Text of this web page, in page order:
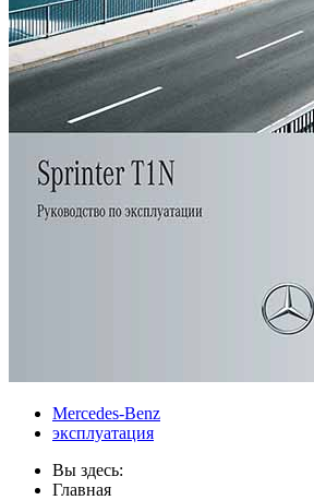
Mercedes-Benz
эксплуатация
Вы здесь:
Главная